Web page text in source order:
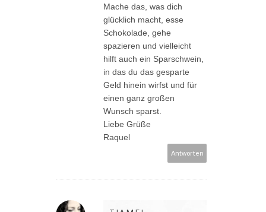
Mache das, was dich
glücklich macht, esse
Schokolade, gehe
spazieren und vielleicht
hilft auch ein Sparschwein,
in das du das gesparte
Geld hinein wirfst und für
einen ganz großen
Wunsch sparst.
Liebe Grüße
Raquel
Antworten